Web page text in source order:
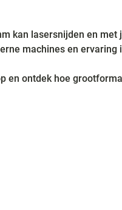
kan lasersnijden en met
machines en
en ontdek hoe